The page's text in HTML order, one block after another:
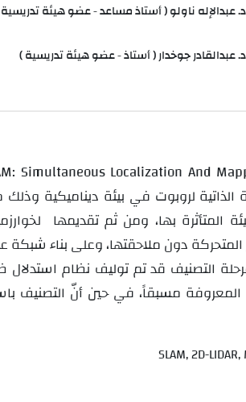
د. عبدالإله ناولو ( أستاذ مساعد - عضو هيئة
د. عبدالقادر جوخدار ( أستاذ - عضو هيئة تدريسية )
Simultaneous Localization And
لروبوت في بيئة ديناميكية
المتأثرة بها، ومن ثم تقديمها
دون ملاحقتها، وعلى بناء شبكة
المعروفة مسبقاً، في حين أنّ
SLAM, 2D-